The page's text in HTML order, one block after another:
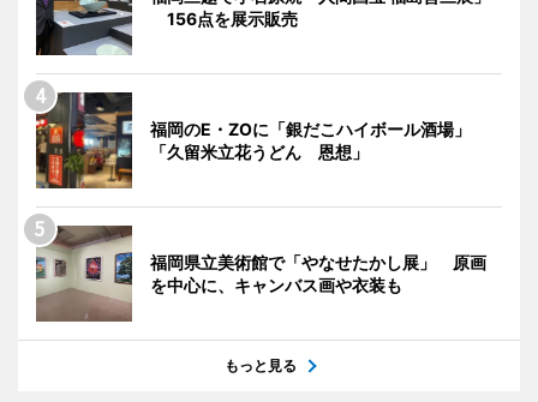
156点を展示販売
福岡のE・ZOに「銀だこハイボール酒場」
「久留米立花うどん 恩想」
福岡県立美術館で「やなせたかし展」 原画
を中心に、キャンバス画や衣装も
もっと見る